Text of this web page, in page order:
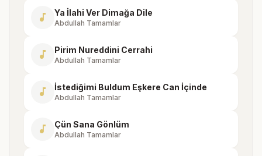
music_note Ya İlahi Ver Dimağa Dile
Abdullah Tamamlar
music_note Pirim Nureddini Cerrahi
Abdullah Tamamlar
music_note İstediğimi Buldum Eşkere Can İçinde
Abdullah Tamamlar
music_note Çün Sana Gönlüm
Abdullah Tamamlar